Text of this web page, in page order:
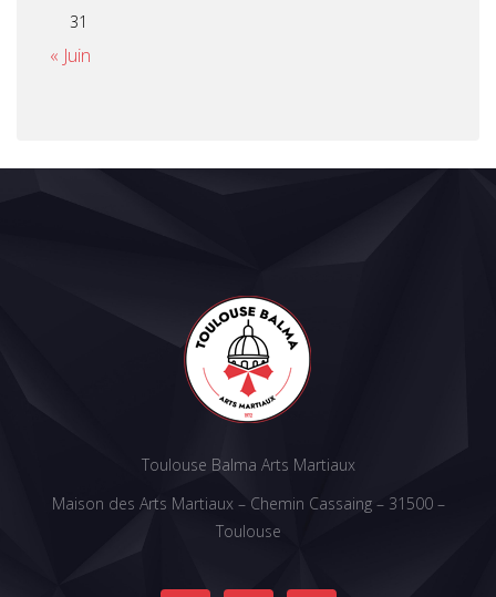
31
« Juin
Toulouse Balma Arts Martiaux
Maison des Arts Martiaux – Chemin Cassaing – 31500 –
Toulouse